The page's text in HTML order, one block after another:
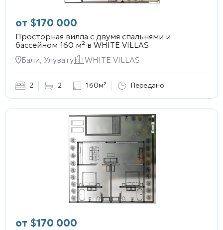
от $170 000
Просторная вилла с двумя спальнями и
бассейном 160 м² в WHITE VILLAS
Бали, Улувату
WHITE VILLAS
2 2 160м² Передано
от $170 000